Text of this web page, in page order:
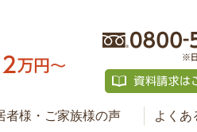
者様・ご家族様の声 よくあ